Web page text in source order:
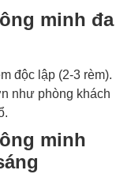
minh đa
độc lập (2-3 rèm).
như phòng khách
minh